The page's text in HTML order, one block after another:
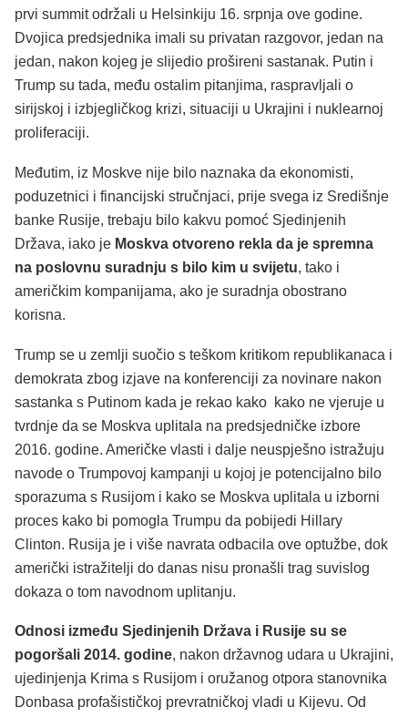
prvi summit održali u Helsinkiju 16. srpnja ove godine.
Dvojica predsjednika imali su privatan razgovor, jedan na
jedan, nakon kojeg je slijedio prošireni sastanak. Putin i
Trump su tada, među ostalim pitanjima, raspravljali o
sirijskoj i izbjegličkog krizi, situaciji u Ukrajini i nuklearnoj
proliferaciji.
Međutim, iz Moskve nije bilo naznaka da ekonomisti,
poduzetnici i financijski stručnjaci, prije svega iz Središnje
banke Rusije, trebaju bilo kakvu pomoć Sjedinjenih
Država, iako je Moskva otvoreno rekla da je spremna
na poslovnu suradnju s bilo kim u svijetu, tako i
američkim kompanijama, ako je suradnja obostrano
korisna.
Trump se u zemlji suočio s teškom kritikom republikanaca i
demokrata zbog izjave na konferenciji za novinare nakon
sastanka s Putinom kada je rekao kako kako ne vjeruje u
tvrdnje da se Moskva uplitala na predsjedničke izbore
2016. godine. Američke vlasti i dalje neuspješno istražuju
navode o Trumpovoj kampanji u kojoj je potencijalno bilo
sporazuma s Rusijom i kako se Moskva uplitala u izborni
proces kako bi pomogla Trumpu da pobijedi Hillary
Clinton. Rusija je i više navrata odbacila ove optužbe, dok
američki istražitelji do danas nisu pronašli trag suvislog
dokaza o tom navodnom uplitanju.
Odnosi između Sjedinjenih Država i Rusije su se
pogoršali 2014. godine, nakon državnog udara u Ukrajini,
ujedinjenja Krima s Rusijom i oružanog otpora stanovnika
Donbasa profašističkoj prevratničkoj vladi u Kijevu. Od